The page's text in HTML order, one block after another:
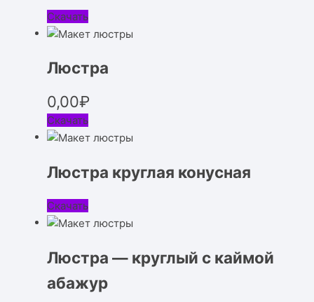
Скачать
Люстра
0,00₽
Скачать
Люстра круглая конусная
Скачать
Люстра — круглый с каймой
абажур